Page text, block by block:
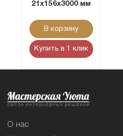
21x156x3000 мм
В корзину
Купить в 1 клик
О нас